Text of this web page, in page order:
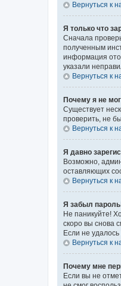
Вернуться к
Я только что
Сначала
полученным
информация
указали
Вернуться к
Почему я не
Существует
проверить, не
Вернуться к
Я давно
Возможно,
оставляющих
Вернуться к
Я забыл
Не паникуйте!
скоро вы снова
Если не
Вернуться к
Почему мне
Если вы не